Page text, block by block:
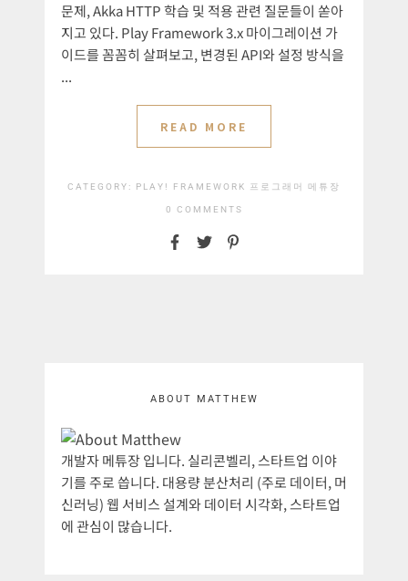
문제, Akka HTTP 학습 및 적용 관련 질문들이 쏟아
지고 있다. Play Framework 3.x 마이그레이션 가
이드를 꼼꼼히 살펴보고, 변경된 API와 설정 방식을
...
READ MORE
CATEGORY: PLAY! FRAMEWORK 프로그래머 메튜장
0 COMMENTS
ABOUT MATTHEW
개발자 메튜장 입니다. 실리콘벨리, 스타트업 이야
기를 주로 씁니다. 대용량 분산처리 (주로 데이터, 머
신러닝) 웹 서비스 설계와 데이터 시각화, 스타트업
에 관심이 많습니다.